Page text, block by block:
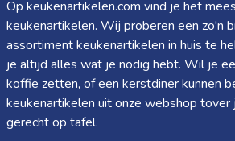
Op keukenartikelen.com vind je het
keukenartikelen. Wij proberen een zo'n
assortiment keukenartikelen in huis te
je altijd alles wat je nodig hebt. Wil je
koffie zetten, of een kerstdiner kunnen
keukenartikelen uit onze webshop
gerecht op tafel.